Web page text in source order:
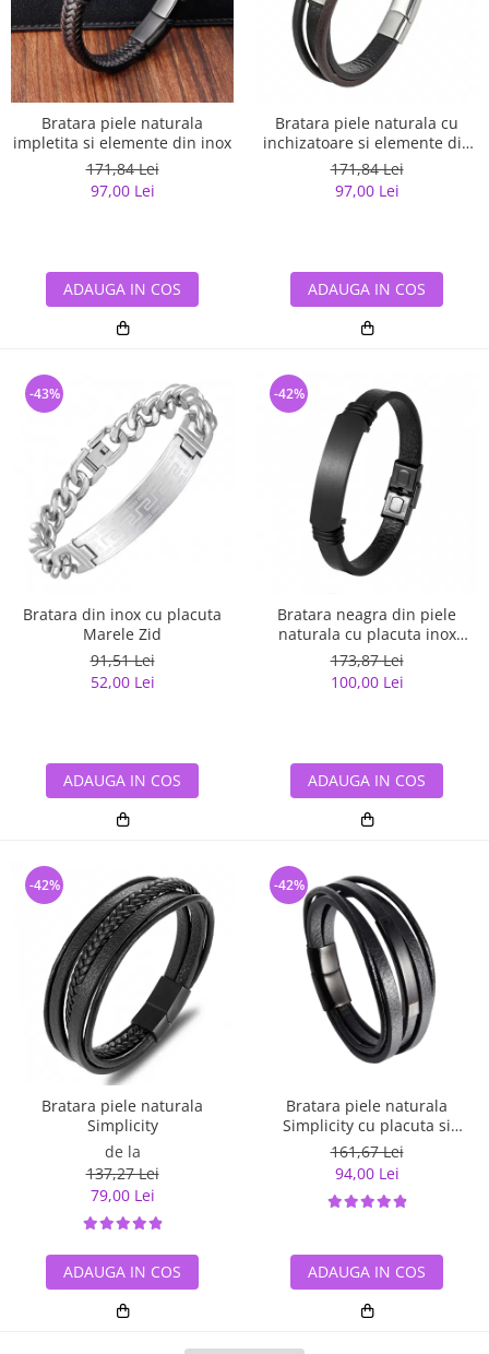
Bratara piele naturala
impletita si elemente din inox
171,84 Lei
97,00 Lei
ADAUGA IN COS
Bratara piele naturala cu
inchizatoare si elemente din
inox
171,84 Lei
97,00 Lei
ADAUGA IN COS
Bratara din inox cu placuta
Marele Zid
91,51 Lei
52,00 Lei
-43%
ADAUGA IN COS
Bratara neagra din piele
naturala cu placuta inox
negru
173,87 Lei
100,00 Lei
-42%
ADAUGA IN COS
Bratara piele naturala
Simplicity
de la
137,27 Lei
79,00 Lei
-42%
ADAUGA IN COS
Bratara piele naturala
Simplicity cu placuta si
inchizatoare din inox
161,67 Lei
94,00 Lei
-42%
ADAUGA IN COS